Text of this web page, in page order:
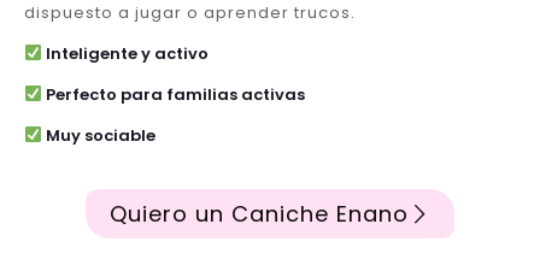
dispuesto a jugar o aprender trucos.
Inteligente y activo
Perfecto para familias activas
Muy sociable
Quiero un Caniche Enano